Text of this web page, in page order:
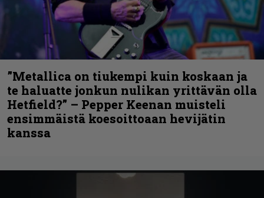
”Metallica on tiukempi kuin koskaan ja
te haluatte jonkun nulikan yrittävän olla
Hetfield?” – Pepper Keenan muisteli
ensimmäistä koesoittoaan hevijätin
kanssa